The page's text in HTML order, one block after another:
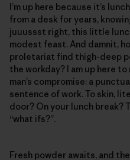
I’m up here because it’s
from a desk for years,
juuussst right, this little
modest feast. And damnit,
proletariat find thigh-deep
the workday? I am up here
man’s compromise: a
sentence of work. To skin,
door? On your lunch break?
“what ifs?”.
Fresh powder awaits, and